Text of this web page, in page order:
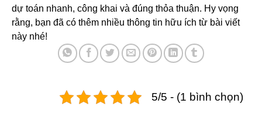
dự toán nhanh, công khai và đúng thỏa thuận. Hy vọng
rằng, bạn đã có thêm nhiều thông tin hữu ích từ bài viết
này nhé!
5/5 - (1 bình chọn)